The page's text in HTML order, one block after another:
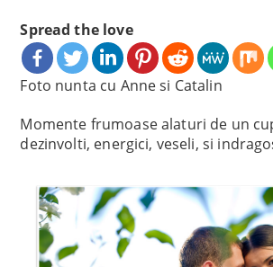
Spread the love
Foto nunta cu Anne si Catalin
Momente frumoase alaturi de un
dezinvolti, energici, veseli, si